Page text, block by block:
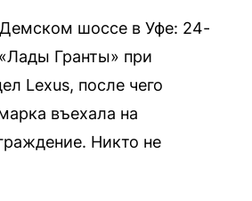
шоссе в Уфе: 24-
Гранты» при
Lexus, после чего
въехала на
Никто не